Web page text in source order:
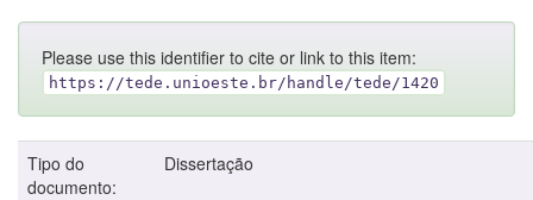
Please use this identifier to cite or link to this item:
https://tede.unioeste.br/handle/tede/1420
Tipo do
documento:
Dissertação